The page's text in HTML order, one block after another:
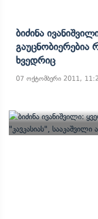
Ბიძინა
Გაუცნობიერებია
Ხვედრიც
07 ოქტომბერი 2011,